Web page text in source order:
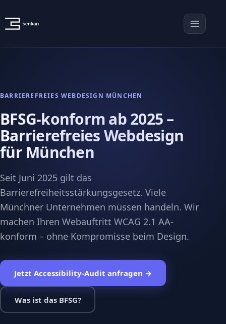
BARRIEREFREIES WEBDESIGN MÜNCHEN
BFSG-konform ab 2025 –
Barrierefreies Webdesign
für München
Seit Juni 2025 gilt das
Barrierefreiheitsstärkungsgesetz. Viele
Münchner Unternehmen müssen handeln. Wir
machen Ihren Webauftritt WCAG 2.1 AA-
konform – ohne Kompromisse beim Design.
Jetzt Accessibility-Audit anfragen →
Was ist das BFSG?